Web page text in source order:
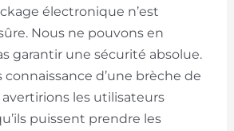
électronique n’est
Nous ne pouvons en
garantir une sécurité absolue.
connaissance d’une brèche de
avertirions les utilisateurs
puissent prendre les